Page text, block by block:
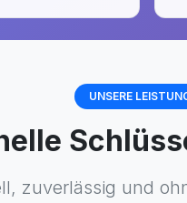
UNSERE
zuverlässig und